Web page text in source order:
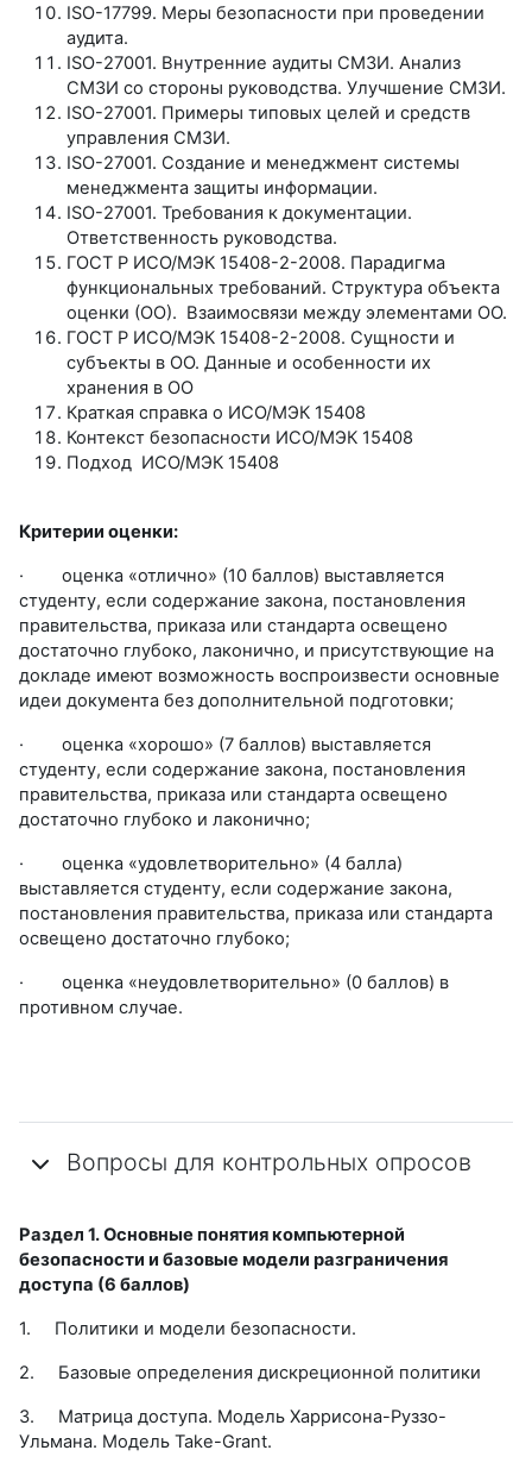
ISO-17799. Меры безопасности при проведении
аудита.
ISO-27001. Внутренние аудиты СМЗИ. Анализ
СМЗИ со стороны руководства. Улучшение СМЗИ.
ISO-27001. Примеры типовых целей и средств
управления СМЗИ.
ISO-27001. Создание и менеджмент системы
менеджмента защиты информации.
ISO-27001. Требования к документации.
Ответственность руководства.
ГОСТ Р ИСО/МЭК 15408-2-2008. Парадигма
функциональных требований. Структура объекта
оценки (ОО). Взаимосвязи между элементами ОО.
ГОСТ Р ИСО/МЭК 15408-2-2008. Сущности и
субъекты в ОО. Данные и особенности их
хранения в ОО
Краткая справка о ИСО/МЭК 15408
Контекст безопасности ИСО/МЭК 15408
Подход ИСО/МЭК 15408
Критерии оценки:
· оценка «отлично» (10 баллов) выставляется
студенту, если содержание закона, постановления
правительства, приказа или стандарта освещено
достаточно глубоко, лаконично, и присутствующие на
докладе имеют возможность воспроизвести основные
идеи документа без дополнительной подготовки;
· оценка «хорошо» (7 баллов) выставляется
студенту, если содержание закона, постановления
правительства, приказа или стандарта освещено
достаточно глубоко и лаконично;
· оценка «удовлетворительно» (4 балла)
выставляется студенту, если содержание закона,
постановления правительства, приказа или стандарта
освещено достаточно глубоко;
· оценка «неудовлетворительно» (0 баллов) в
противном случае.
Вопросы для контрольных опросов
Раздел 1. Основные понятия компьютерной
безопасности и базовые модели разграничения
доступа (6 баллов)
1. Политики и модели безопасности.
2. Базовые определения дискреционной политики
3. Матрица доступа. Модель Харрисона-Руззо-
Ульмана. Модель Take-Grant.